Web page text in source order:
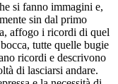
si fanno immagini e,
sin dal primo
affogo i ricordi di quel
tutte quelle bugie
ricordi e descrivono
di lasciarsi andare.